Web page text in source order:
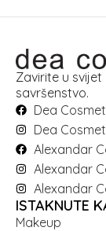
Zavirite u
savršenstvo.
Dea
Dea
Alexandar
Alexandar
Alexandar
ISTAKNUTE
Makeup